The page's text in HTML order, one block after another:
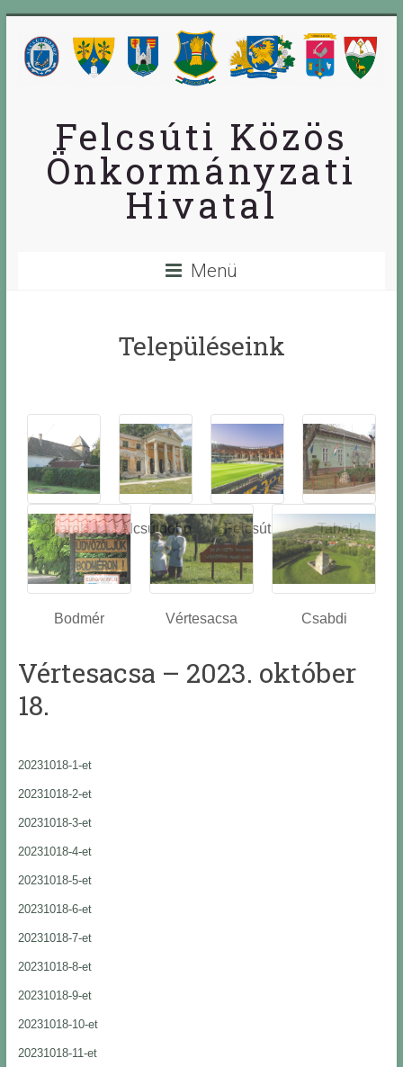
Felcsúti Közös
Önkormányzati
Hivatal
Menü
Településeink
Óbarok
Alcsútdobo
z
Felcsút Tabajd
Bodmér Vértesacsa Csabdi
Vértesacsa – 2023. október
18.
20231018-1-et
20231018-2-et
20231018-3-et
20231018-4-et
20231018-5-et
20231018-6-et
20231018-7-et
20231018-8-et
20231018-9-et
20231018-10-et
20231018-11-et